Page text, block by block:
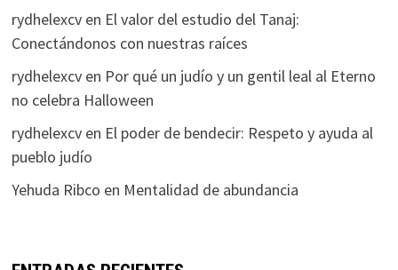
rydhelexcven El valor del estudio del Tanaj:
Conectándonos con nuestras raíces
rydhelexcven Por qué un judío y un gentil leal al Eterno
no celebra Halloween
rydhelexcven El poder de bendecir: Respeto y ayuda al
pueblo judío
Yehuda Ribco en Mentalidad de abundancia